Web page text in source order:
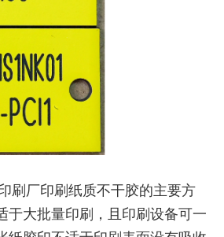
刷厂印刷纸质不干胶的主要方
于大批量印刷，且印刷设备可一